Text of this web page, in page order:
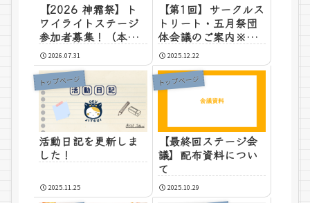
【2026 神霜祭】ト
ワイライトステージ
参加者募集！（本学
学生限定）
2026.07.31
【第1回】サークルス
トリート・五月祭団
体会議のご案内※学
内者向け※
2025.12.22
トップページ
活動日記を更新しま
した！
2025.11.25
トップページ
【最終回ステージ会
議】配布資料につい
て
2025.10.29